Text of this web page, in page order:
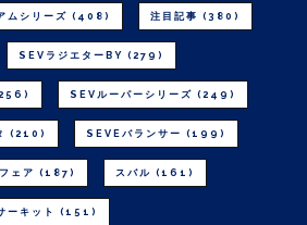
ムシリーズ (408) 注目記事 (380)
SEVラジエターBY (279)
SEVルーパーシリーズ (249)
(210) SEVEバランサー (199)
ェア (187) スバル (161)
ーキット (151)